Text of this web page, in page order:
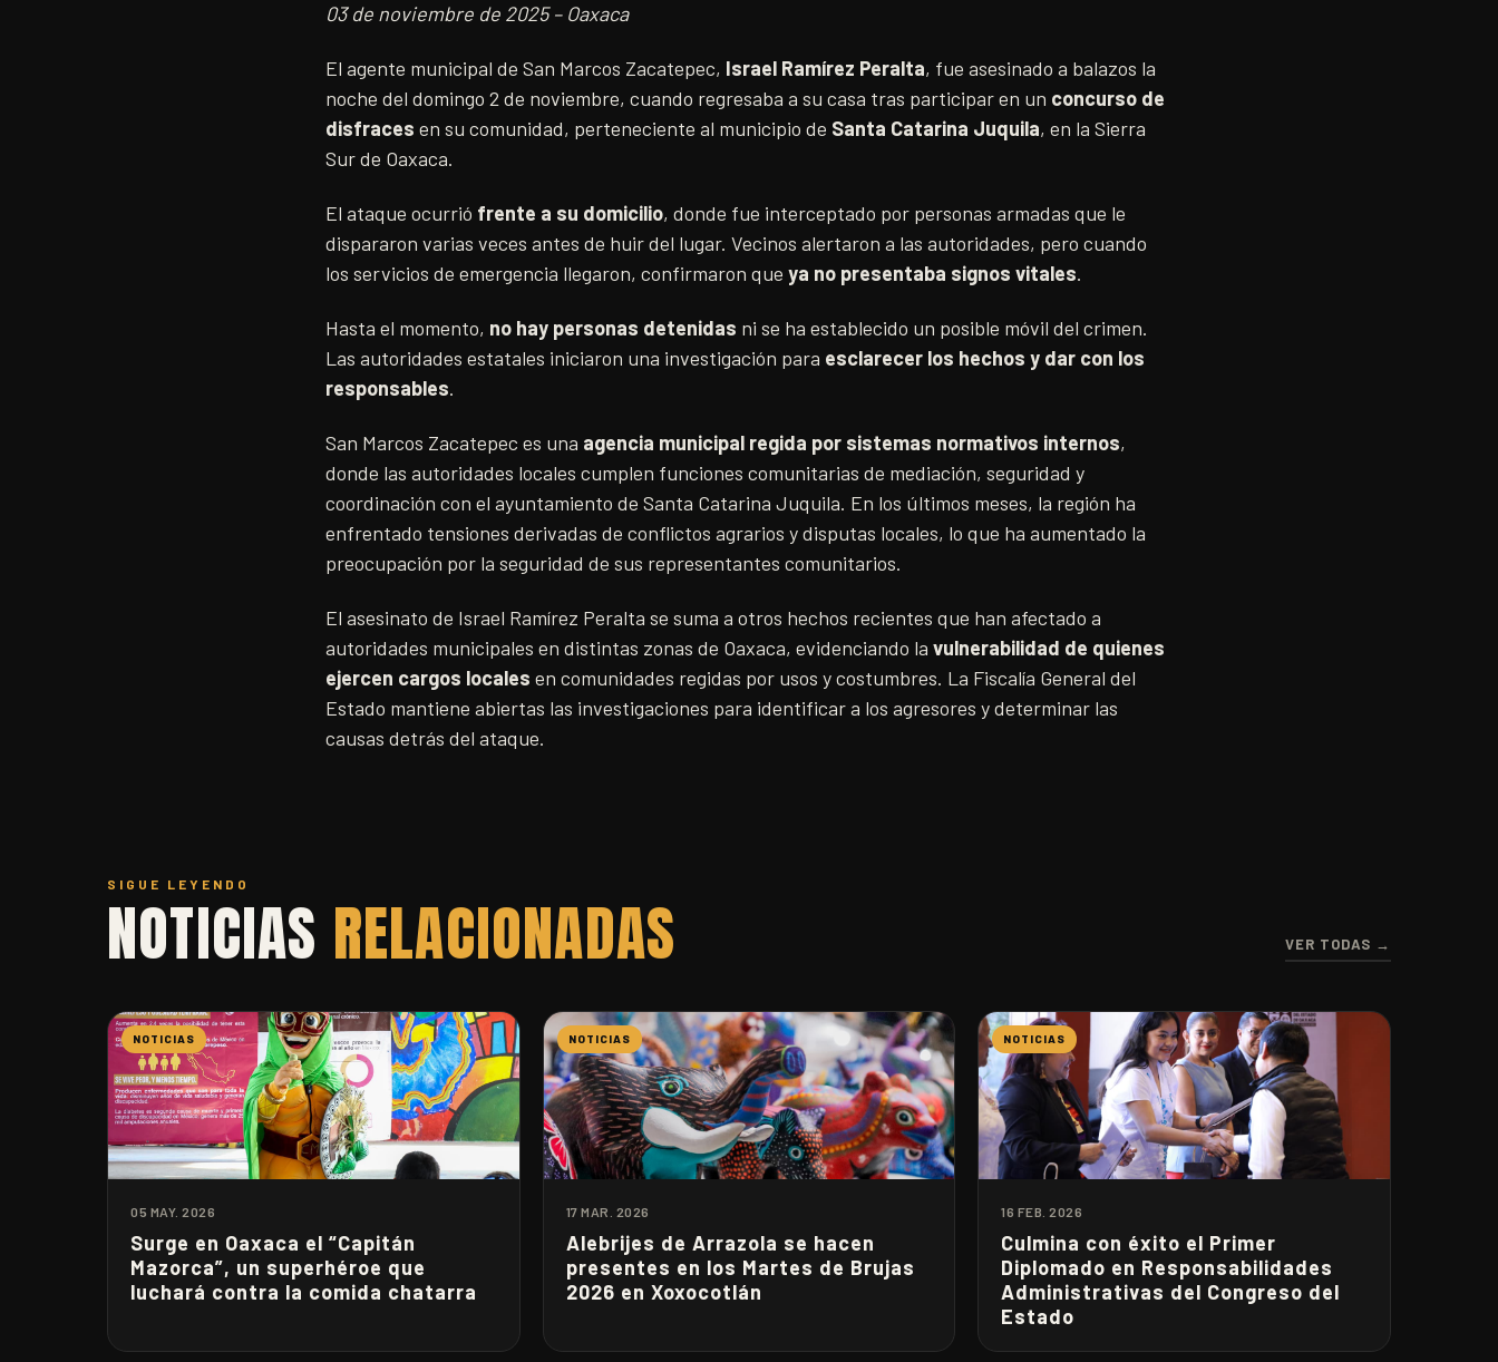
03 de noviembre de 2025 – Oaxaca
El agente municipal de San Marcos Zacatepec, Israel Ramírez Peralta, fue asesinado a balazos la
noche del domingo 2 de noviembre, cuando regresaba a su casa tras participar en un concurso de
disfraces en su comunidad, perteneciente al municipio de Santa Catarina Juquila, en la Sierra
Sur de Oaxaca.
El ataque ocurrió frente a su domicilio, donde fue interceptado por personas armadas que le
dispararon varias veces antes de huir del lugar. Vecinos alertaron a las autoridades, pero cuando
los servicios de emergencia llegaron, confirmaron que ya no presentaba signos vitales.
Hasta el momento, no hay personas detenidas ni se ha establecido un posible móvil del crimen.
Las autoridades estatales iniciaron una investigación para esclarecer los hechos y dar con los
responsables.
San Marcos Zacatepec es una agencia municipal regida por sistemas normativos internos,
donde las autoridades locales cumplen funciones comunitarias de mediación, seguridad y
coordinación con el ayuntamiento de Santa Catarina Juquila. En los últimos meses, la región ha
enfrentado tensiones derivadas de conflictos agrarios y disputas locales, lo que ha aumentado la
preocupación por la seguridad de sus representantes comunitarios.
El asesinato de Israel Ramírez Peralta se suma a otros hechos recientes que han afectado a
autoridades municipales en distintas zonas de Oaxaca, evidenciando la vulnerabilidad de quienes
ejercen cargos locales en comunidades regidas por usos y costumbres. La Fiscalía General del
Estado mantiene abiertas las investigaciones para identificar a los agresores y determinar las
causas detrás del ataque.
SIGUE LEYENDO
NOTICIAS RELACIONADAS VER TODAS →
NOTICIAS
05 MAY. 2026
Surge en Oaxaca el “Capitán
Mazorca”, un superhéroe que
luchará contra la comida chatarra
NOTICIAS
17 MAR. 2026
Alebrijes de Arrazola se hacen
presentes en los Martes de Brujas
2026 en Xoxocotlán
NOTICIAS
16 FEB. 2026
Culmina con éxito el Primer
Diplomado en Responsabilidades
Administrativas del Congreso del
Estado